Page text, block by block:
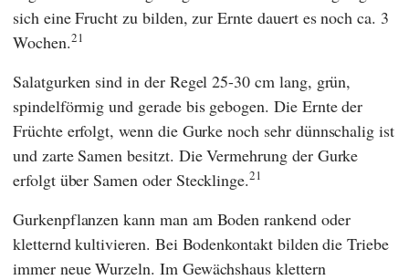
sich eine Frucht zu bilden, zur Ernte dauert es noch ca. 3
Wochen.21
Salatgurken sind in der Regel 25-30 cm lang, grün,
spindelförmig und gerade bis gebogen. Die Ernte der
Früchte erfolgt, wenn die Gurke noch sehr dünnschalig ist
und zarte Samen besitzt. Die Vermehrung der Gurke
erfolgt über Samen oder Stecklinge.21
Gurkenpflanzen kann man am Boden rankend oder
kletternd kultivieren. Bei Bodenkontakt bilden die Triebe
immer neue Wurzeln. Im Gewächshaus klettern